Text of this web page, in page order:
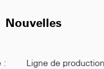
Nouvelles
Ligne de production de